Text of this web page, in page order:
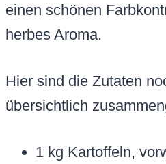
einen schönen
herbes Aroma.
Hier sind die Zutaten
übersichtlich
1 kg Kartoffeln,